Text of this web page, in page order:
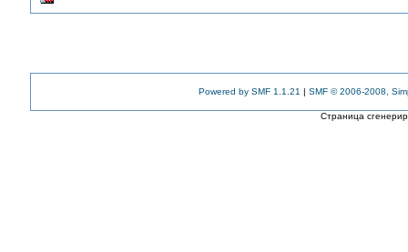
Powered by SMF 1.1.21 | SMF © 2006-2008,
Страница